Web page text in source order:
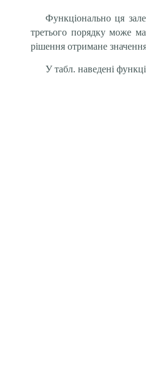
Функціонально ця
третього порядку може
рішення отримане
У табл. наведені